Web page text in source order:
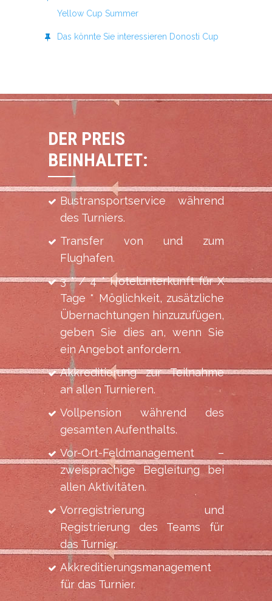
Yellow Cup Summer
Das könnte Sie interessieren Donosti Cup
DER PREIS
BEINHALTET:
Bustransportservice während
des Turniers.
Transfer von und zum
Flughafen.
3 * / 4 * Hotelunterkunft für X
Tage * Möglichkeit, zusätzliche
Übernachtungen hinzuzufügen,
geben Sie dies an, wenn Sie
ein Angebot anfordern.
Akkreditierung zur Teilnahme
an allen Turnieren.
Vollpension während des
gesamten Aufenthalts.
Vor-Ort-Feldmanagement –
zweisprachige Begleitung bei
allen Aktivitäten.
Vorregistrierung und
Registrierung des Teams für
das Turnier.
Akkreditierungsmanagement
für das Turnier.